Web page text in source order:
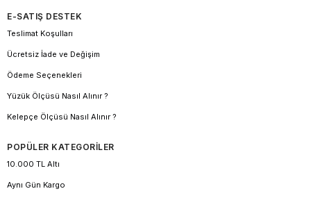
E-SATIŞ DESTEK
Teslimat Koşulları
Ücretsiz İade ve Değişim
Ödeme Seçenekleri
Yüzük Ölçüsü Nasıl Alınır ?
Kelepçe Ölçüsü Nasıl Alınır ?
POPÜLER KATEGORİLER
10.000 TL Altı
Aynı Gün Kargo